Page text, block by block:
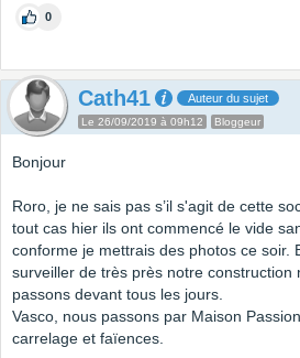
0
Cath41 Auteur du sujet
Le 26/09/2019 à 09h12 Bloggeur
Bonjour
Roro, je ne sais pas s’il s'agit de cette
tout cas hier ils ont commencé le vide
conforme je mettrais des photos ce soir.
surveiller de très près notre construction
passons devant tous les jours.
Vasco, nous passons par Maison
carrelage et faïences.